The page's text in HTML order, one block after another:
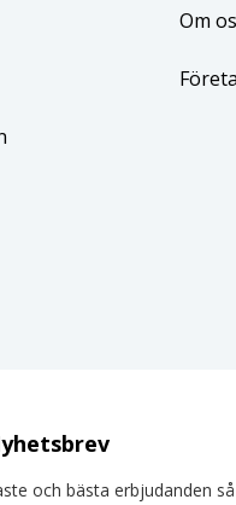
Om
och bästa erbjudanden